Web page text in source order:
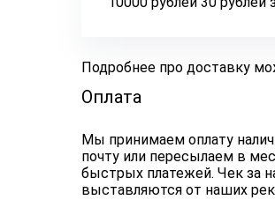
Подробнее про доставку
Оплата
Мы принимаем оплату
почту или пересылаем в
быстрых платежей. Чек за
выставляются от наших